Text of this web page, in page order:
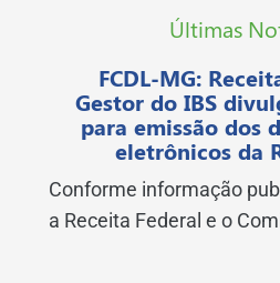
Últimas
FCDL-MG:
Gestor do IBS
para emissão dos
eletrônicos da
Conforme informação
a Receita Federal e o